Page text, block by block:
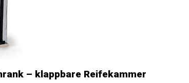
– klappbare Reifekammer